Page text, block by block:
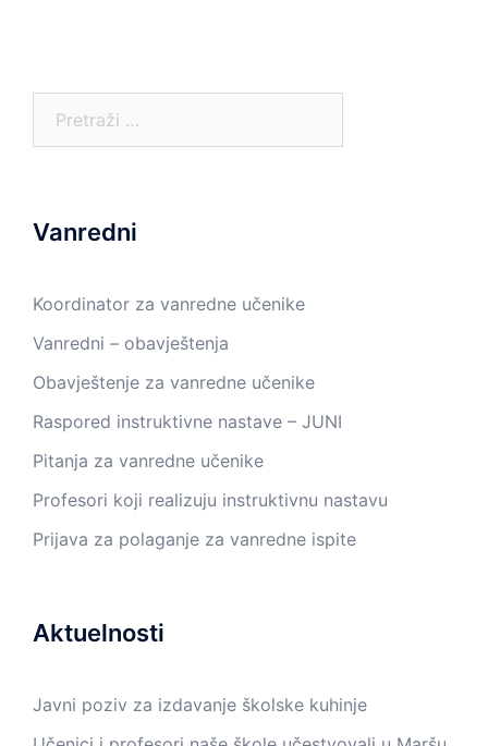
Vanredni
Koordinator za vanredne učenike
Vanredni – obavještenja
Obavještenje za vanredne učenike
Raspored instruktivne nastave – JUNI
Pitanja za vanredne učenike
Profesori koji realizuju instruktivnu nastavu
Prijava za polaganje za vanredne ispite
Aktuelnosti
Javni poziv za izdavanje školske kuhinje